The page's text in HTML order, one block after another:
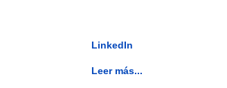
LinkedIn
Leer más...